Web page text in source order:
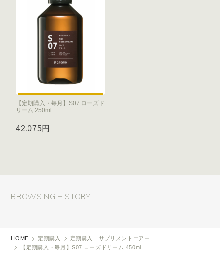
【定期購入・毎月】S07 ローズド
リーム 250ml
42,075円
BROWSING HISTORY
HOME 定期購入
定期購入 サプリメントエアー
【定期購入・毎月】S07 ローズドリーム 450ml